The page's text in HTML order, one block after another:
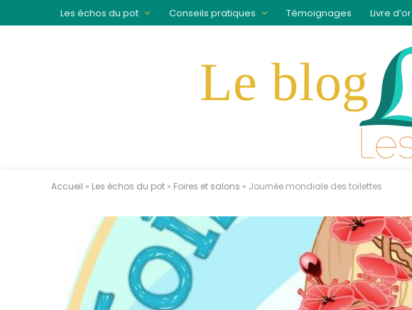
Les échos du pot Conseils pratiques Témoignages Livre d’or
Accueil » Les échos du pot » Foires et salons » Journée mondiale des toilettes